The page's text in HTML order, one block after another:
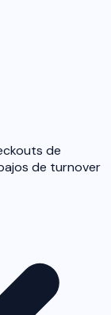
de
de turnover